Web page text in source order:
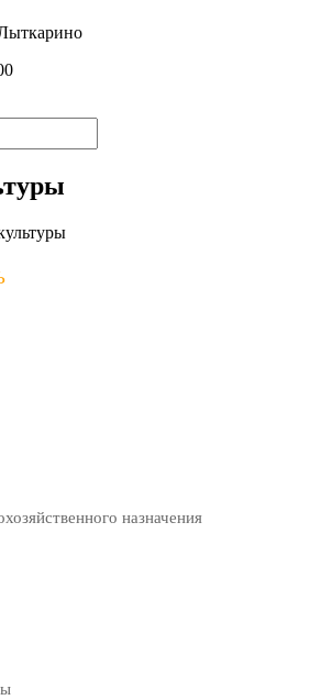
назначения